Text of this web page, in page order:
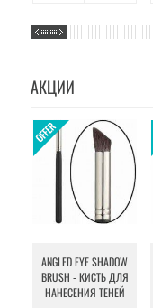
АКЦИИ
ANGLED EYE SHADOW
BRUSH - КИСТЬ ДЛЯ
НАНЕСЕНИЯ ТЕНЕЙ